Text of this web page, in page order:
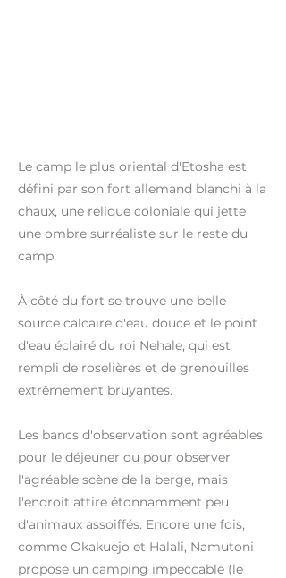
Le camp le plus oriental d'Etosha est
défini par son fort allemand blanchi à la
chaux, une relique coloniale qui jette
une ombre surréaliste sur le reste du
camp.
À côté du fort se trouve une belle
source calcaire d'eau douce et le point
d'eau éclairé du roi Nehale, qui est
rempli de roselières et de grenouilles
extrêmement bruyantes.
Les bancs d'observation sont agréables
pour le déjeuner ou pour observer
l'agréable scène de la berge, mais
l'endroit attire étonnamment peu
d'animaux assoiffés. Encore une fois,
comme Okakuejo et Halali, Namutoni
propose un camping impeccable (le